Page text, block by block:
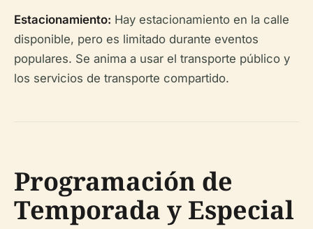
Estacionamiento: Hay estacionamiento en la calle
disponible, pero es limitado durante eventos
populares. Se anima a usar el transporte público y
los servicios de transporte compartido.
Programación de
Temporada y Especial